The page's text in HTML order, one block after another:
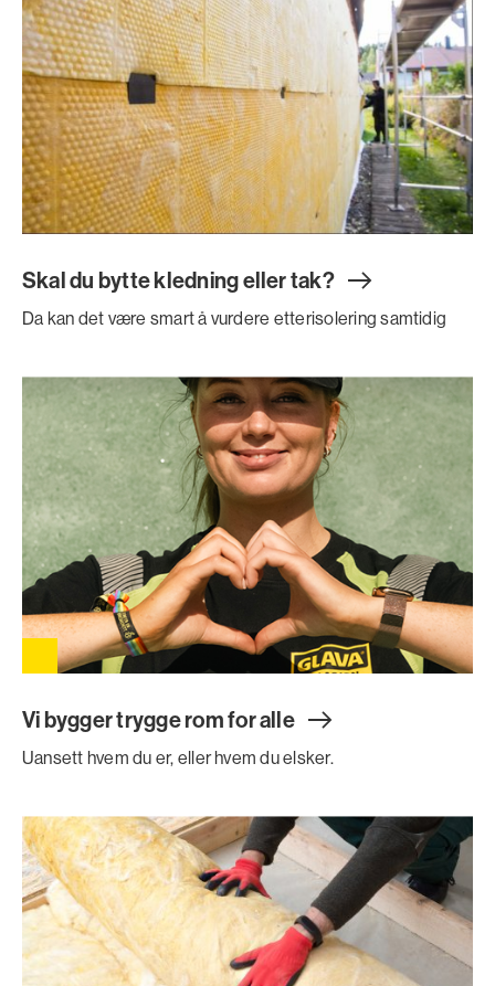
Skal du bytte kledning eller tak?
Da kan det være smart å vurdere etterisolering samtidig
Vi bygger trygge rom for alle
Uansett hvem du er, eller hvem du elsker.